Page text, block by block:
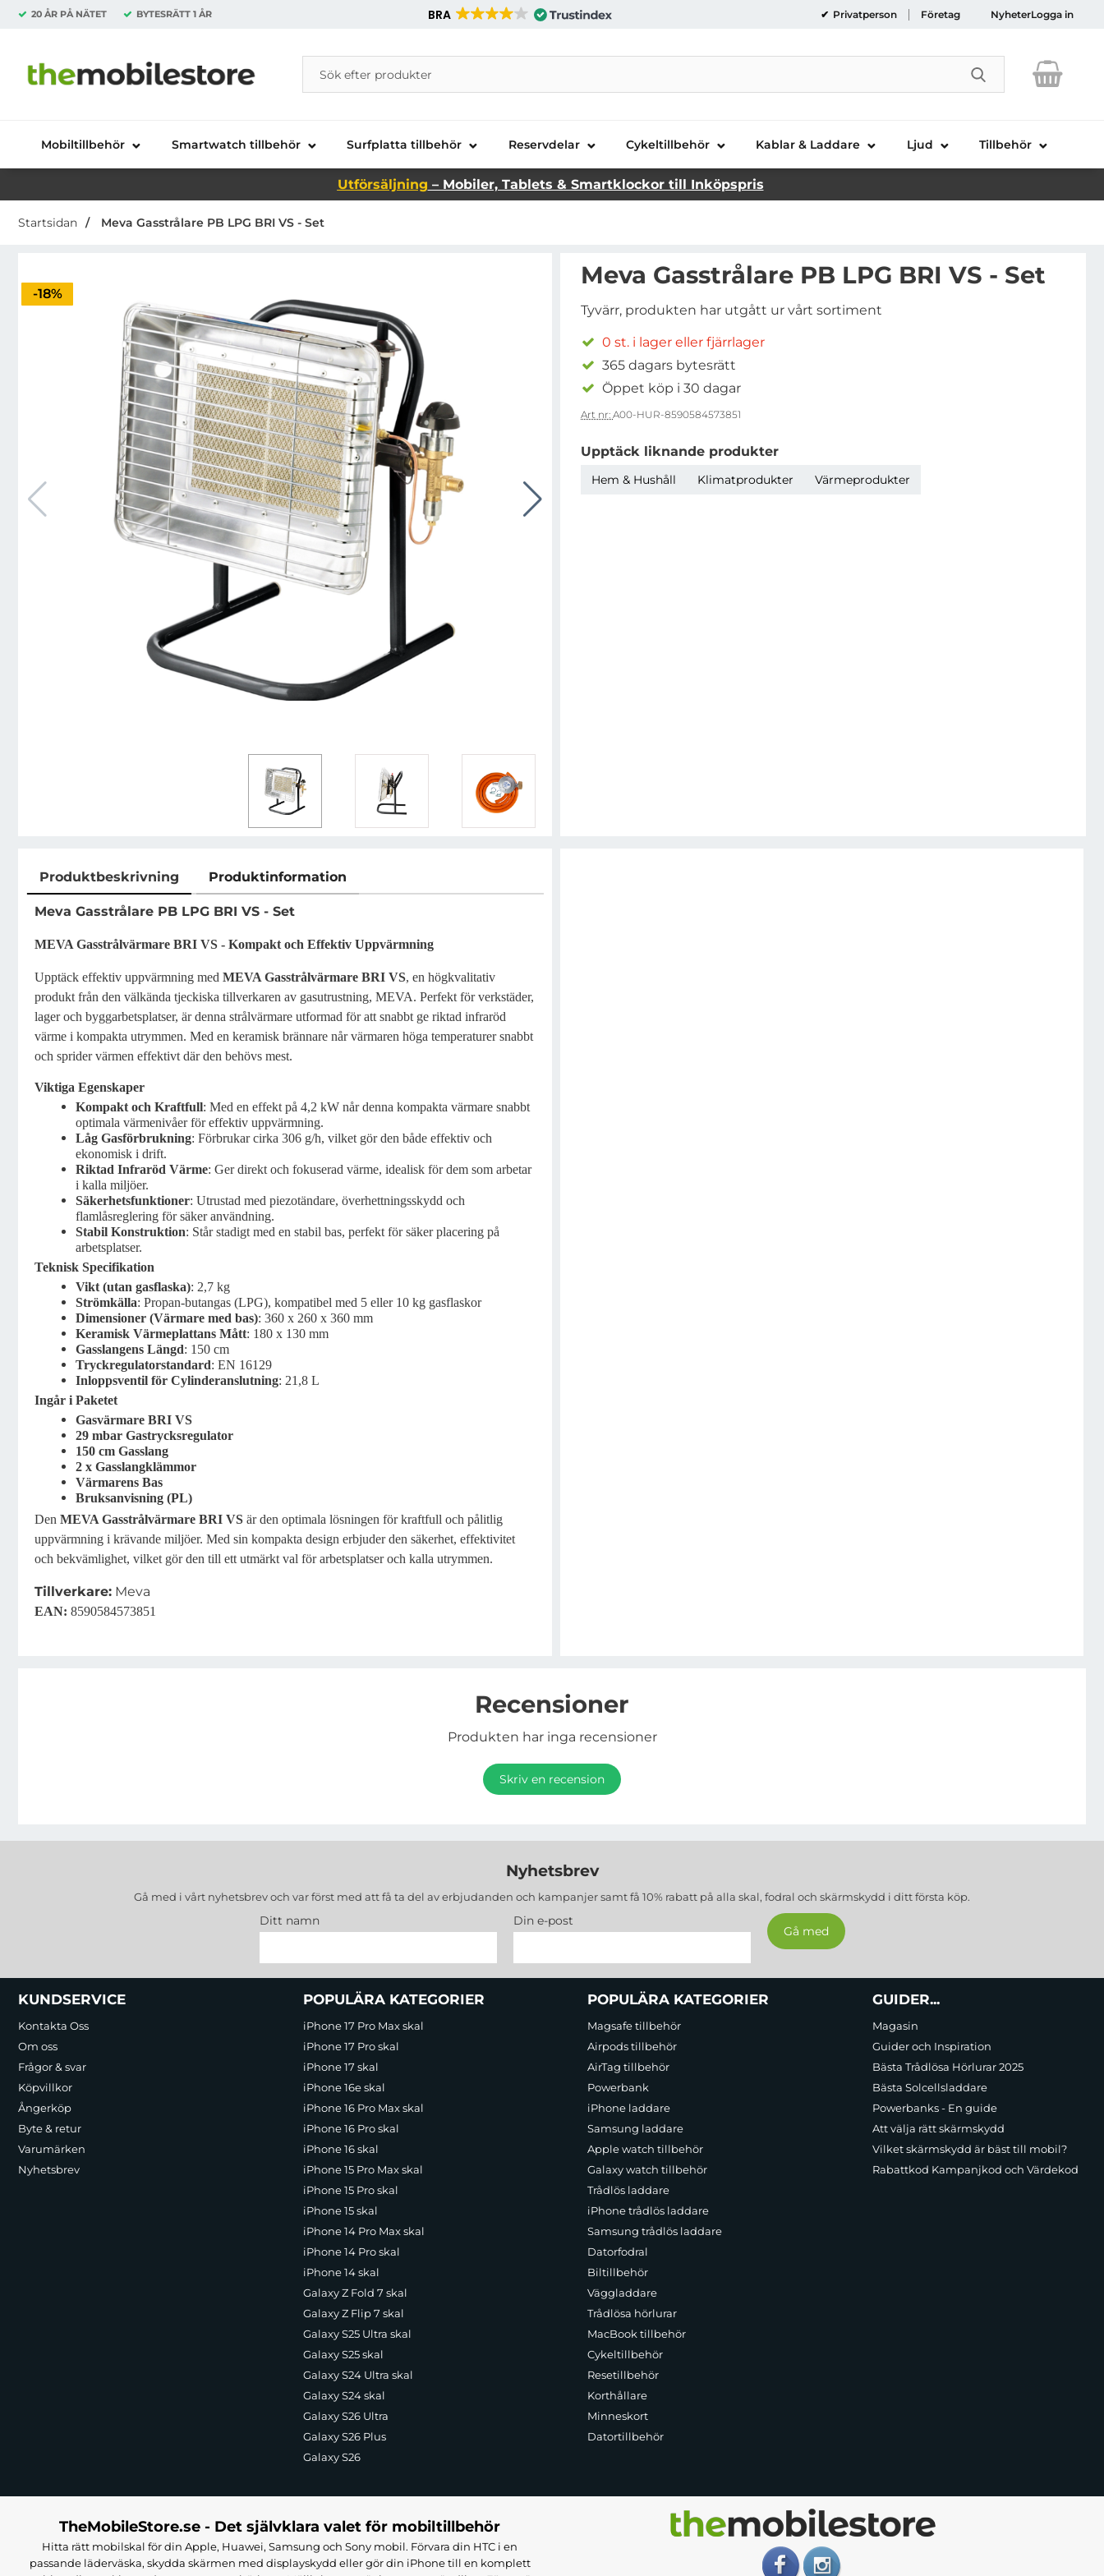
20 ÅR PÅ NÄTET BYTESRÄTT 1 ÅR BRA Privatperson Företag NyheterLogga in
Startsidan för Danira Telecom AB
Sök
Sök på Danira Telecom AB
Genomför
Mobiltillbehör Smartwatch tillbehör Surfplatta tillbehör Reservdelar Cykeltillbehör Kablar & Laddare Ljud Tillbehör
Utförsäljning – Mobiler, Tablets & Smartklockor till Inköpspris
Startsidan Meva Gasstrålare PB LPG BRI VS - Set
Priset är nedsatt med
-18%
Meva Gasstrålare PB LPG BRI VS - Set
Tyvärr, produkten har utgått ur vårt sortiment
0 st. i lager eller fjärrlager
365 dagars bytesrätt
Öppet köp i 30 dagar
Art nr: A00-HUR-8590584573851
Upptäck liknande produkter
Hem & Hushåll Klimatprodukter Värmeprodukter
Produktbeskrivning Produktinformation
Produktbeskrivning
Meva Gasstrålare PB LPG BRI VS - Set
MEVA Gasstrålvärmare BRI VS - Kompakt och Effektiv Uppvärmning
Upptäck effektiv uppvärmning med MEVA Gasstrålvärmare BRI VS, en högkvalitativ
produkt från den välkända tjeckiska tillverkaren av gasutrustning, MEVA. Perfekt för verkstäder,
lager och byggarbetsplatser, är denna strålvärmare utformad för att snabbt ge riktad infraröd
värme i kompakta utrymmen. Med en keramisk brännare når värmaren höga temperaturer snabbt
och sprider värmen effektivt där den behövs mest.
Viktiga Egenskaper
Kompakt och Kraftfull: Med en effekt på 4,2 kW når denna kompakta värmare snabbt
optimala värmenivåer för effektiv uppvärmning.
Låg Gasförbrukning: Förbrukar cirka 306 g/h, vilket gör den både effektiv och
ekonomisk i drift.
Riktad Infraröd Värme: Ger direkt och fokuserad värme, idealisk för dem som arbetar
i kalla miljöer.
Säkerhetsfunktioner: Utrustad med piezotändare, överhettningsskydd och
flamlåsreglering för säker användning.
Stabil Konstruktion: Står stadigt med en stabil bas, perfekt för säker placering på
arbetsplatser.
Teknisk Specifikation
Vikt (utan gasflaska): 2,7 kg
Strömkälla: Propan-butangas (LPG), kompatibel med 5 eller 10 kg gasflaskor
Dimensioner (Värmare med bas): 360 x 260 x 360 mm
Keramisk Värmeplattans Mått: 180 x 130 mm
Gasslangens Längd: 150 cm
Tryckregulatorstandard: EN 16129
Inloppsventil för Cylinderanslutning: 21,8 L
Ingår i Paketet
Gasvärmare BRI VS
29 mbar Gastrycksregulator
150 cm Gasslang
2 x Gasslangklämmor
Värmarens Bas
Bruksanvisning (PL)
Den MEVA Gasstrålvärmare BRI VS är den optimala lösningen för kraftfull och pålitlig
uppvärmning i krävande miljöer. Med sin kompakta design erbjuder den säkerhet, effektivitet
och bekvämlighet, vilket gör den till ett utmärkt val för arbetsplatser och kalla utrymmen.
Tillverkare: Meva
EAN: 8590584573851
Recensioner
Produkten har inga recensioner
Skriv en recension
Nyhetsbrev
Gå med i vårt nyhetsbrev och var först med att få ta del av erbjudanden och kampanjer samt få 10% rabatt på alla skal, fodral och skärmskydd i ditt första köp.
Ditt namn Din e-post
Sidfot Blandad info och länkar
KUNDSERVICE
Kontakta Oss
Om oss
Frågor & svar
Köpvillkor
Ångerköp
Byte & retur
Varumärken
Nyhetsbrev
POPULÄRA KATEGORIER
iPhone 17 Pro Max skal
iPhone 17 Pro skal
iPhone 17 skal
iPhone 16e skal
iPhone 16 Pro Max skal
iPhone 16 Pro skal
iPhone 16 skal
iPhone 15 Pro Max skal
iPhone 15 Pro skal
iPhone 15 skal
iPhone 14 Pro Max skal
iPhone 14 Pro skal
iPhone 14 skal
Galaxy Z Fold 7 skal
Galaxy Z Flip 7 skal
Galaxy S25 Ultra skal
Galaxy S25 skal
Galaxy S24 Ultra skal
Galaxy S24 skal
Galaxy S26 Ultra
Galaxy S26 Plus
Galaxy S26
POPULÄRA KATEGORIER
Magsafe tillbehör
Airpods tillbehör
AirTag tillbehör
Powerbank
iPhone laddare
Samsung laddare
Apple watch tillbehör
Galaxy watch tillbehör
Trådlös laddare
iPhone trådlös laddare
Samsung trådlös laddare
Datorfodral
Biltillbehör
Väggladdare
Trådlösa hörlurar
MacBook tillbehör
Cykeltillbehör
Resetillbehör
Korthållare
Minneskort
Datortillbehör
GUIDER...
Magasin
Guider och Inspiration
Bästa Trådlösa Hörlurar 2025
Bästa Solcellsladdare
Powerbanks - En guide
Att välja rätt skärmskydd
Vilket skärmskydd är bäst till mobil?
Rabattkod Kampanjkod och Värdekod
TheMobileStore.se - Det självklara valet för mobiltillbehör
Hitta rätt mobilskal för din Apple, Huawei, Samsung och Sony mobil. Förvara din HTC i en
passande läderväska, skydda skärmen med displayskydd eller gör din iPhone till en komplett